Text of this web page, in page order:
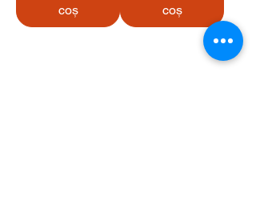
coș
coș